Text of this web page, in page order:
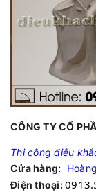
CÔNG TY CỔ
Thi công điêu
Cửa hàng:
Điện thoại: